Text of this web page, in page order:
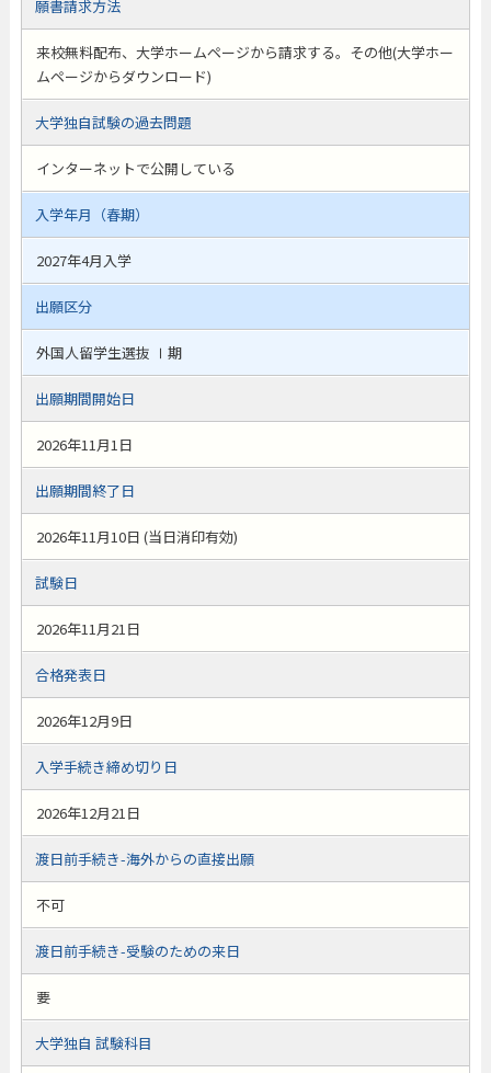
願書請求方法
来校無料配布、大学ホームページから請求する。その他(大学ホー
ムページからダウンロード)
大学独自試験の過去問題
インターネットで公開している
入学年月（春期）
2027年4月入学
出願区分
外国人留学生選抜 Ⅰ期
出願期間開始日
2026年11月1日
出願期間終了日
2026年11月10日 (当日消印有効)
試験日
2026年11月21日
合格発表日
2026年12月9日
入学手続き締め切り日
2026年12月21日
渡日前手続き-海外からの直接出願
不可
渡日前手続き-受験のための来日
要
大学独自 試験科目